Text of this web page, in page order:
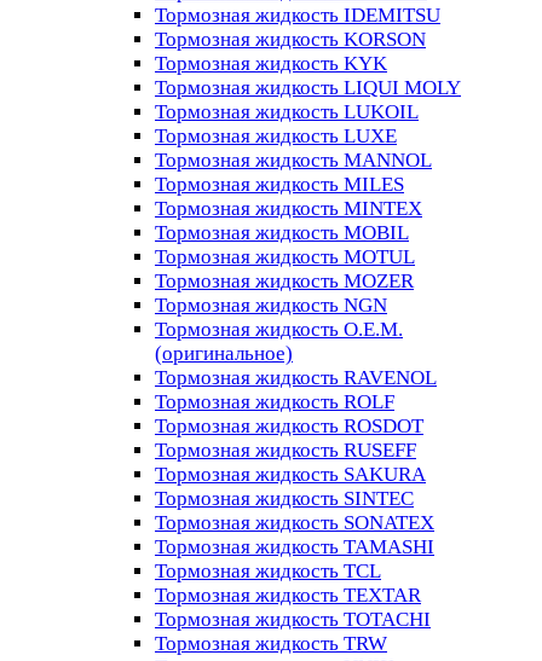
Тормозная жидкость IDEMITSU
Тормозная жидкость KORSON
Тормозная жидкость KYK
Тормозная жидкость LIQUI MOLY
Тормозная жидкость LUKOIL
Тормозная жидкость LUXE
Тормозная жидкость MANNOL
Тормозная жидкость MILES
Тормозная жидкость MINTEX
Тормозная жидкость MOBIL
Тормозная жидкость MOTUL
Тормозная жидкость MOZER
Тормозная жидкость NGN
Тормозная жидкость O.E.M.
(оригинальное)
Тормозная жидкость RAVENOL
Тормозная жидкость ROLF
Тормозная жидкость ROSDOT
Тормозная жидкость RUSEFF
Тормозная жидкость SAKURA
Тормозная жидкость SINTEC
Тормозная жидкость SONATEX
Тормозная жидкость TAMASHI
Тормозная жидкость TCL
Тормозная жидкость TEXTAR
Тормозная жидкость TOTACHI
Тормозная жидкость TRW